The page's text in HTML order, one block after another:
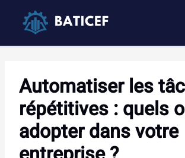
contenu
Automatiser les
répétitives : quels
adopter dans votre